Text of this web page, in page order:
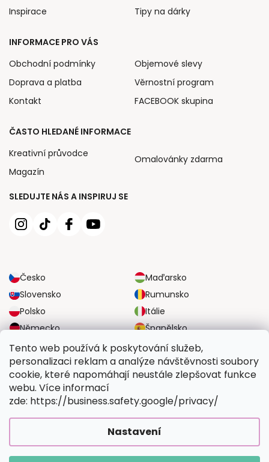
Tento web používá k poskytování služeb,
personalizaci reklam a analýze návštěvnosti soubory
cookie, které napomáhají neustále zlepšovat funkce
webu. Více informací
zde: https://business.safety.google/privacy/
Nastavení
SLEDUJTE NÁS A INSPIRUJ SE
Česko
Maďarsko
Slovensko
Rumunsko
Polsko
Itálie
Německo
Španělsko
Velká Británie
Rakousko
Inspirace
Tipy na dárky
INFORMACE PRO VÁS
Obchodní podmínky
Doprava a platba
Kontakt
Objemové slevy
Věrnostní program
FACEBOOK skupina
ČASTO HLEDANÉ INFORMACE
Kreativní průvodce
Magazín
Omalovánky zdarma
SPOLEHLIVÉ MOŽNOSTI DOPRAVY
BEZPEČNÉ MOŽNOSTI PLATBY